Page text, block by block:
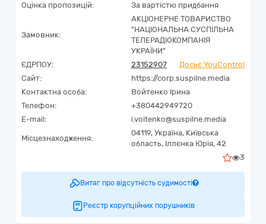
Оцінка пропозицій:
За вартістю придбання
Замовник:
АКЦІОНЕРНЕ ТОВАРИСТВО
"НАЦІОНАЛЬНА СУСПІЛЬНА
ТЕЛЕРАДІОКОМПАНІЯ
УКРАЇНИ"
ЄДРПОУ:
23152907
Досьє YouControl
Сайт:
https://corp.suspilne.media
Контактна особа:
Войтенко Ірина
Телефон:
+380442949720
E-mail:
i.voitenko@suspilne.media
Місцезнаходження:
04119, Україна, Київська
область, Іллєнка Юрія, 42
3
Витяг про відсутність судимості
Реєстр корупційних порушників